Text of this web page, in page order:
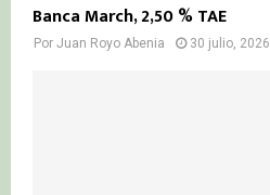
Banca March, 2,50 % TAE
Por Juan Royo Abenia 30 julio, 2026